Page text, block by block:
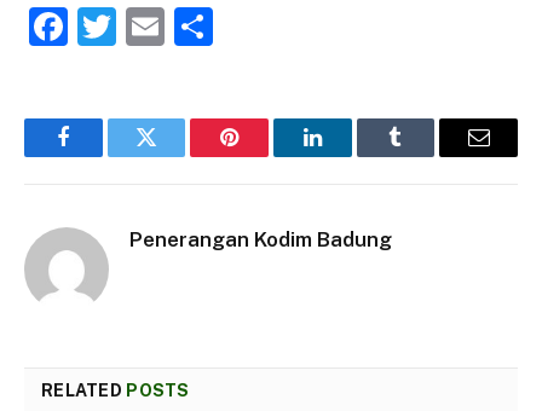
Facebook
Twitter
Email
FacebookTwitter Pinterest LinkedInTumblr Email
Penerangan Kodim Badung
RELATED POSTS